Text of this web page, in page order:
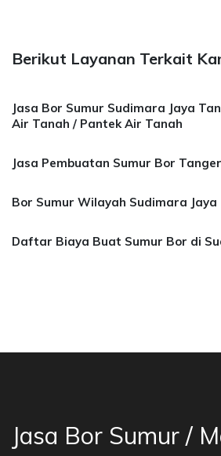
Berikut Layanan Terkait
Jasa Bor Sumur Sudimara Jaya
Air Tanah / Pantek Air Tanah
Jasa Pembuatan Sumur Bor
Bor Sumur Wilayah Sudimara Jaya
Daftar Biaya Buat Sumur Bor di
Jasa Bor Sumur /